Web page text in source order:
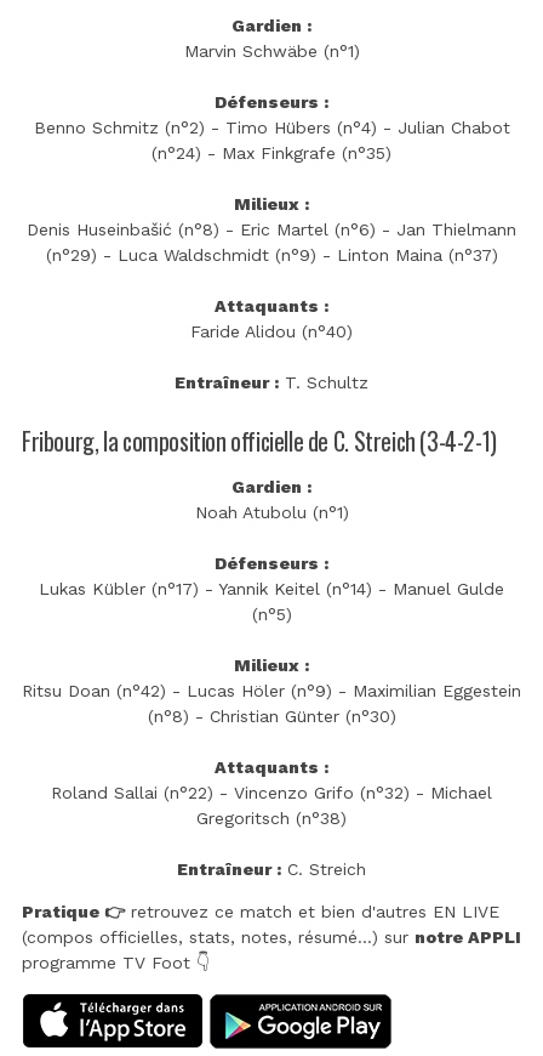
Gardien :
Marvin Schwäbe (n°1)
Défenseurs :
Benno Schmitz (n°2) - Timo Hübers (n°4) - Julian Chabot
(n°24) - Max Finkgrafe (n°35)
Milieux :
Denis Huseinbašić (n°8) - Eric Martel (n°6) - Jan Thielmann
(n°29) - Luca Waldschmidt (n°9) - Linton Maina (n°37)
Attaquants :
Faride Alidou (n°40)
Entraîneur : T. Schultz
Fribourg, la composition officielle de C. Streich (3-4-2-1)
Gardien :
Noah Atubolu (n°1)
Défenseurs :
Lukas Kübler (n°17) - Yannik Keitel (n°14) - Manuel Gulde
(n°5)
Milieux :
Ritsu Doan (n°42) - Lucas Höler (n°9) - Maximilian Eggestein
(n°8) - Christian Günter (n°30)
Attaquants :
Roland Sallai (n°22) - Vincenzo Grifo (n°32) - Michael
Gregoritsch (n°38)
Entraîneur : C. Streich
Pratique 👉retrouvez ce match et bien d'autres EN LIVE
(compos officielles, stats, notes, résumé...) sur notre APPLI
programme TV Foot 👇